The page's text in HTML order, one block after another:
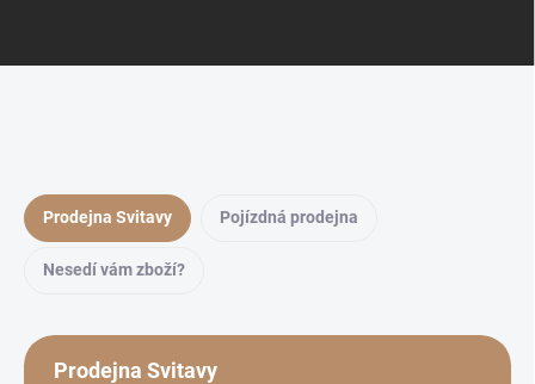
Prodejna Svitavy Pojízdná prodejna
Nesedí vám zboží?
Prodejna Svitavy